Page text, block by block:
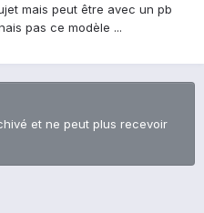
mais peut être avec un pb
pas ce modèle ...
et ne peut plus recevoir